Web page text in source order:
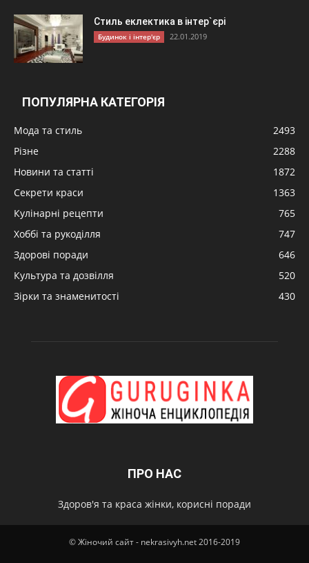
Стиль еклектика в інтер`єрі
Будинок і інтер'єр 22.01.2019
ПОПУЛЯРНА КАТЕГОРІЯ
Мода та стиль
2493
Різне
2288
Новини та статті
1872
Секрети краси
1363
Кулінарні рецепти
765
Хоббі та рукоділля
747
Здорові поради
646
Культура та дозвілля
520
Зірки та знаменитості
430
ПРО НАС
Здоров'я та краса жінки, корисні поради
© Жіночий сайт - nekrasivyh.net 2016-2019